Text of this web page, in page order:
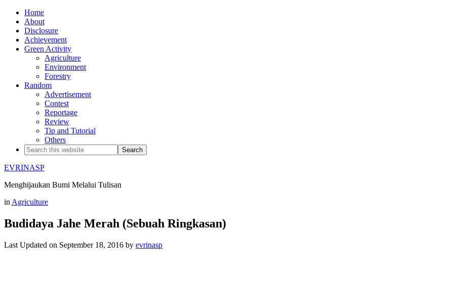
Home
About
Disclosure
Achievement
Green Activity
Agriculture
Environment
Forestry
Random
Advertisement
Contest
Reportage
Review
Tip and Tutorial
Others
EVRINASP
Menghijaukan Bumi Melalui Tulisan
in Agriculture
Budidaya Jahe Merah (Sebuah Ringkasan)
Last Updated on September 18, 2016 by evrinasp